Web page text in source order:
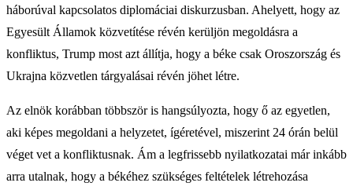
háborúval kapcsolatos diplomáciai diskurzusban. Ahelyett, hogy az
Egyesült Államok közvetítése révén kerüljön megoldásra a
konfliktus, Trump most azt állítja, hogy a béke csak Oroszország és
Ukrajna közvetlen tárgyalásai révén jöhet létre.
Az elnök korábban többször is hangsúlyozta, hogy ő az egyetlen,
aki képes megoldani a helyzetet, ígéretével, miszerint 24 órán belül
véget vet a konfliktusnak. Ám a legfrissebb nyilatkozatai már inkább
arra utalnak, hogy a békéhez szükséges feltételek létrehozása